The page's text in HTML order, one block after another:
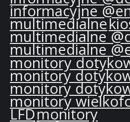
informacyjne
multimedialne
multimedialne
multimedialne
monitory
monitory
monitory
monitory
LFDmonitory